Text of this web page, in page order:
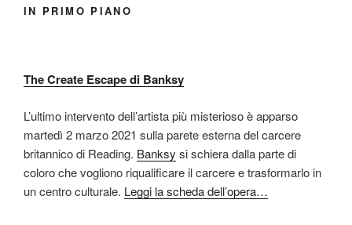
IN PRIMO PIANO
The Create Escape di Banksy
L’ultimo intervento dell’artista più misterioso è apparso
martedì 2 marzo 2021 sulla parete esterna del carcere
britannico di Reading. Banksy si schiera dalla parte di
coloro che vogliono riqualificare il carcere e trasformarlo in
un centro culturale. Leggi la scheda dell’opera…